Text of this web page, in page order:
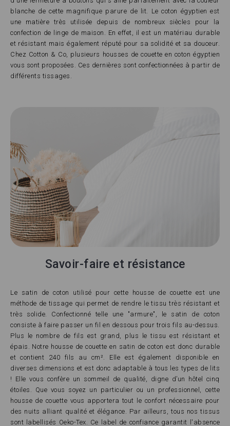
blanche de cette magnifique parure de lit. Le coton égyptien est
une matière très utilisée depuis de nombreux siècles pour la
confection de linge de maison. En effet, il est un matériau durable
et résistant mais également réputé pour sa solidité et sa douceur.
Chez Cotton & Co, plusieurs housses de couette en coton égyptien
vous sont proposées. Ces dernières sont confectionnées à partir de
différents tissages.
Savoir-faire et résistance
Le satin de coton utilisé pour cette housse de couette est une
méthode de tissage qui permet de rendre le tissu très résistant et
très solide. Confectionné telle une "armure", le satin de coton
consiste à faire passer un fil en dessous pour trois fils au-dessus.
Plus le nombre de fils est grand, plus le tissu est résistant et
épais. Notre housse de couette en satin de coton est donc durable
et contient 240 fils au cm². Elle est également disponible en
diverses dimensions et est donc adaptable à tous les types de lits
! Elle vous confère un sommeil de qualité, digne d’un hôtel cinq
étoiles. Que vous soyez un particulier ou un professionnel, cette
housse de couette vous apportera tout le confort nécessaire pour
des nuits alliant qualité et élégance. Par ailleurs, tous nos tissus
sont labellisés Oeko-Tex. Ce label de confiance garantit l'absence